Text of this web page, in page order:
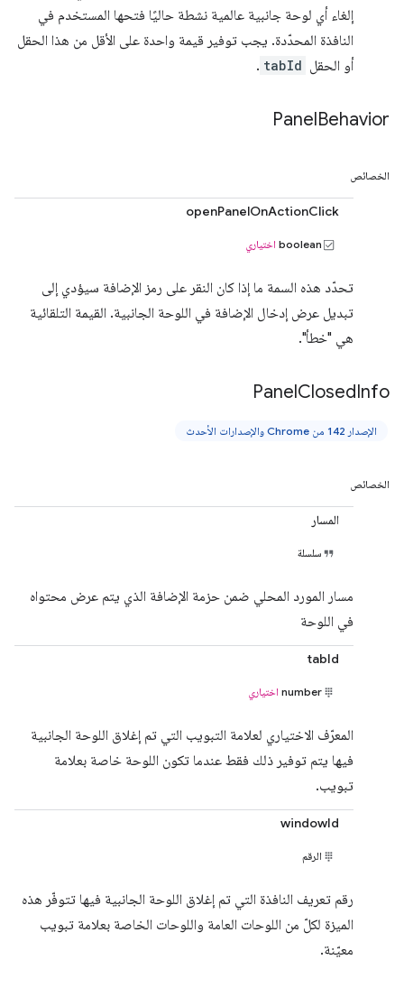
إلغاء أي لوحة جانبية عالمية نشطة حاليًا فتحها المستخدم في
النافذة المحدّدة. يجب توفير قيمة واحدة على الأقل من هذا الحقل
أو الحقل tabId
.
PanelBehavior
الخصائص
openPanelOnActionClick
boolean اختياري
تحدّد هذه السمة ما إذا كان النقر على رمز الإضافة سيؤدي إلى
تبديل عرض إدخال الإضافة في اللوحة الجانبية. القيمة التلقائية
هي "خطأ".
PanelClosedInfo
الإصدار 142 من Chrome والإصدارات الأحدث
الخصائص
المسار
سلسلة
مسار المورد المحلي ضمن حزمة الإضافة الذي يتم عرض محتواه
في اللوحة
tabId
number اختياري
المعرّف الاختياري لعلامة التبويب التي تم إغلاق اللوحة الجانبية
فيها يتم توفير ذلك فقط عندما تكون اللوحة خاصة بعلامة
تبويب.
windowId
الرقم
رقم تعريف النافذة التي تم إغلاق اللوحة الجانبية فيها تتوفّر هذه
الميزة لكلّ من اللوحات العامة واللوحات الخاصة بعلامة تبويب
معيّنة.